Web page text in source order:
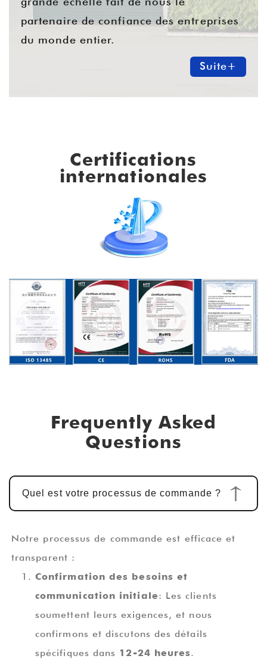
partenaire de confiance des entreprises
du monde entier.
Suite+
Certifications
internationales
Frequently Asked
Questions
Quel est votre processus de commande ?
Notre processus de commande est efficace et
transparent :
Confirmation des besoins et
communication initiale: Les clients
soumettent leurs exigences, et nous
confirmons et discutons des détails
spécifiques dans 12-24 heures.